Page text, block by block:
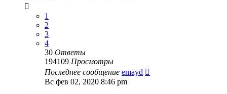
1
2
3
4
30 Ответы
194109 Просмотры
Последнее сообщение emayd
Вс фев 02, 2020 8:46 pm